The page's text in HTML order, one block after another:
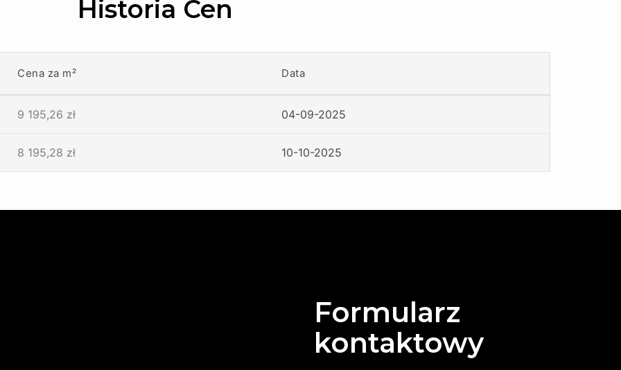
Historia Cen
Cena za m² Data
9 195,26 zł 04-09-2025
8 195,28 zł 10-10-2025
Formularz
kontaktowy